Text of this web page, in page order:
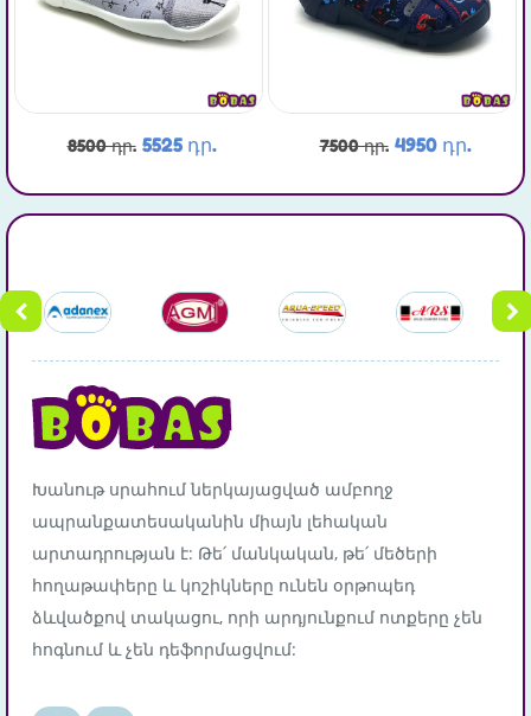
5525 դր.
8500 դր. 4950 դր.
7500 դր.
Խանութ սրահում ներկայացված ամբողջ
ապրանքատեսականին միայն լեհական
արտադրության է: Թե՛ մանկական, թե՛ մեծերի
հողաթափերը և կոշիկները ունեն օրթոպեդ
ձևվածքով տակացու, որի արդյունքում ոտքերը չեն
հոգնում և չեն դեֆորմացվում: